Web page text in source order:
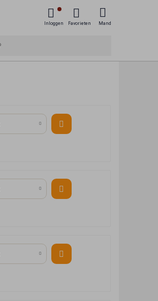
Inloggen Favorieten Mand